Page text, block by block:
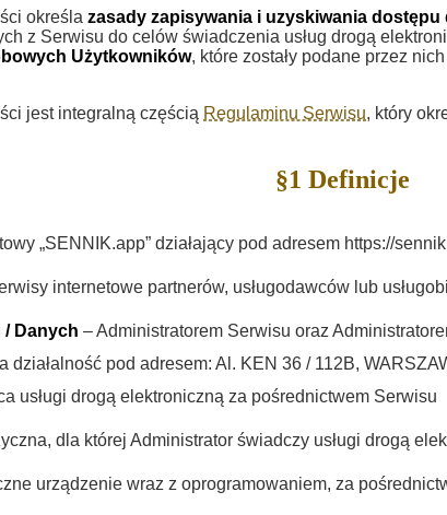
określa zasady zapisywania i uzyskiwania
z Serwisu do celów świadczenia usług drogą
Użytkowników, które zostały podane przez
jest integralną częścią Regulaminu Serwisu, który
§1 Definicje
„SENNIK.app” działający pod adresem https://
internetowe partnerów, usługodawców lub
Danych – Administratorem Serwisu oraz
działalność pod adresem: Al. KEN 36 / 112B,
usługi drogą elektroniczną za pośrednictwem Serwisu
dla której Administrator świadczy usługi drogą
urządzenie wraz z oprogramowaniem, za